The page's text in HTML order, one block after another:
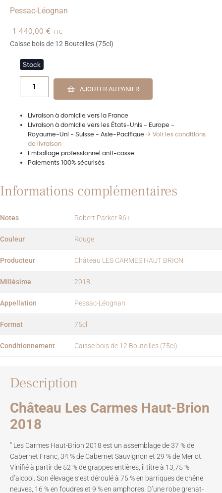
Pessac-Léognan
1 440,00 € TTC
Caisse bois de 12 Bouteilles (75cl)
Stock
1 AJOUTER AU PANIER
Livraison à domicile vers la France
Livraison à domicile vers les États-Unis - Europe -
Royaume-Uni - Suisse - Asie-Pacifique → Voir les conditions
de livraison
Emballage professionnel anti-casse
Paiements 100% sécurisés
Description
Château Les Carmes Haut-Brion
2018
” Les Carmes Haut-Brion 2018 est un assemblage de 37 % de
Cabernet Franc, 34 % de Cabernet Sauvignon et 29 % de Merlot.
Vinifié à partir de 52 % de grappes entières, il titre à 13,75 %
d’alcool. Son élevage s’est déroulé à 75 % en barriques de chêne
neuves, 16 % en foudres et 9 % en amphores. D’une robe grenat-
Informations complémentaires
Notes Robert Parker 96+
Couleur Rouge
Producteur Château LES CARMES HAUT BRION
Millésime 2018
Appellation Pessac-Léognan
Format 75cl
Conditionnement Caisse bois de 12 Bouteilles (75cl)